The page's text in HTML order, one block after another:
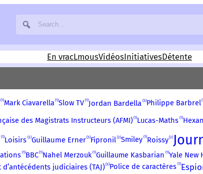
En vracLmousVidéosInitiativesDétente
1 Mark Ciavarella 1 Slow TV 1 Jordan Bardella 3 Philippe Barbrel
des Magistrats Instructeurs (AFMI) 1 Lucas-Maths 1
1 Loisirs 2 Guillaume Erner 3 Fipronil 2 Smiley 1 Roissy 2
1 BBC 1 Nahel Merzouk 1 Guillaume Kasbarian 1 Yale New
judiciaires (TAJ) 3 Police de caractères 1